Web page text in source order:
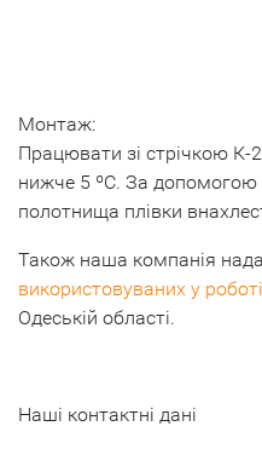
Монтаж:
Працювати зі стрічкою К-
нижче 5 ºС. За допомогою
полотнища плівки
Також наша компанія
використовуваних у роботі
Одеській області.
Наші контактні дані